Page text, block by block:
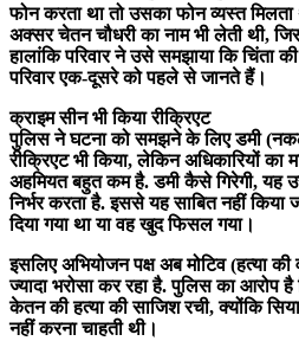
फोन करता था तो उसका फोन व्यस्त मिलता
अक्सर चेतन चौधरी का नाम भी लेती थी,
हालांकि परिवार ने उसे समझाया कि चिंता
परिवार एक-दूसरे को पहले से जानते हैं।
क्राइम सीन भी किया रीक्रिएट
पुलिस ने घटना को समझने के लिए डमी
रीक्रिएट भी किया, लेकिन अधिकारियों का
अहमियत बहुत कम है. डमी कैसे गिरेगी,
निर्भर करता है. इससे यह साबित नहीं किया
दिया गया था या वह खुद फिसल गया।
इसलिए अभियोजन पक्ष अब मोटिव (हत्या
ज्यादा भरोसा कर रहा है. पुलिस का आरोप
केतन की हत्या की साजिश रची, क्योंकि
नहीं करना चाहती थी।